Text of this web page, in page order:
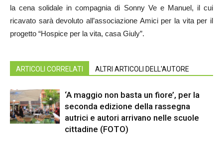
la cena solidale in compagnia di Sonny Ve e Manuel, il cui
ricavato sarà devoluto all’associazione Amici per la vita per il
progetto “Hospice per la vita, casa Giuly”.
ARTICOLI CORRELATI ALTRI ARTICOLI DELL'AUTORE
‘A maggio non basta un fiore’, per la
seconda edizione della rassegna
autrici e autori arrivano nelle scuole
cittadine (FOTO)